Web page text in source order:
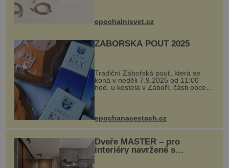
kovový...
epochalnisvet.cz
ZÁBOŘSKÁ POUŤ 2025
Tradiční Zábořská pouť, která se
koná v neděli 7.9.2025 od 11:00
hod. u kostela v Záboří, části obce
Kly u Mělníka. V programu naleznete
komentovanou prohlídku kostela,
epochanacestach.cz
Dveře MASTER – pro
interiéry navržené s
rozumem i vášní!